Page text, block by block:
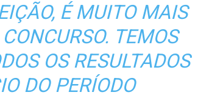
É MUITO MAIS
TEMOS
OS RESULTADOS
DO PERÍODO